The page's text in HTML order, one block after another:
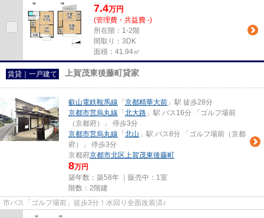
7.4万円
(管理費・共益費 -)
所在階：1-2階
間取り：3DK
面積：41.94㎡
賃貸｜一戸建て 上賀茂東後藤町貸家
叡山電鉄鞍馬線 「 京都精華大前 」駅 徒歩28分
京都市営烏丸線 「 北大路 」駅 バス16分 「ゴルフ場前
（京都府）」 停歩3分
京都市営烏丸線 「 北山 」駅 バス8分 「ゴルフ場前（京都
府）」 停歩3分
京都府京都市北区上賀茂東後藤町
8万円
築年数：築58年 ｜販売中： 1室
階数：2階建
市バス「ゴルフ場前」徒歩3分！水回り全面改装済♪